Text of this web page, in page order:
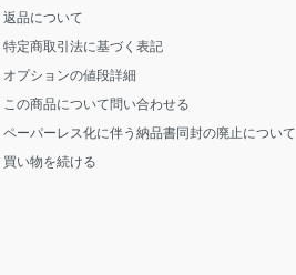
返品について
特定商取引法に基づく表記
オプションの値段詳細
この商品について問い合わせる
ペーパーレス化に伴う納品書同封の廃止について
買い物を続ける